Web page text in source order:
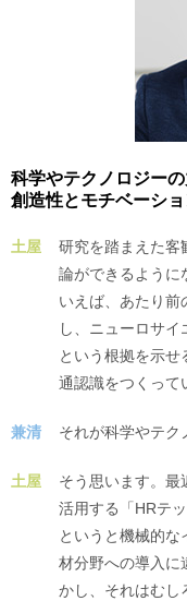
科学やテクノロジー
創造性とモチベーシ
土屋
研究を踏まえた客
論ができるように
いえば、あたり前
し、ニューロサイ
という根拠を示
通認識をつくって
兼清 それが科学やテク
土屋
そう思います。最
活用する「HRテ
というと機械的な
材分野への導入に
かし、それはむし